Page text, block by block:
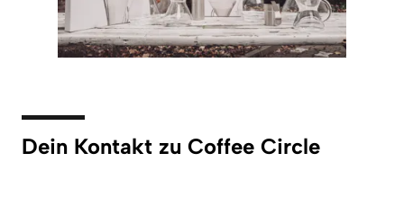
Dein Kontakt zu Coffee Circle